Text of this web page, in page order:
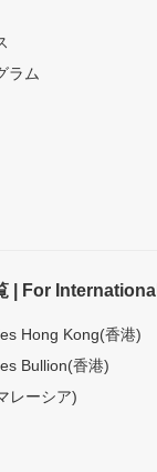
ラム
| For International
Hong Kong(香港)
Bullion(香港)
レーシア)